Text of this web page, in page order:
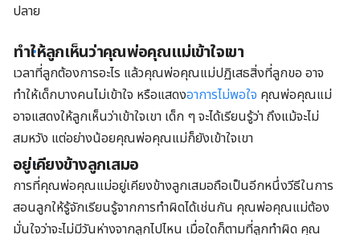
ปลาย
ทำให้ลูกเห็นว่าคุณพ่อคุณแม่เข้าใจเขา
เวลาที่ลูกต้องการอะไร แล้วคุณพ่อคุณแม่ปฏิเสธสิ่งที่ลูกขอ อาจ
ทำให้เด็กบางคนไม่เข้าใจ หรือแสดงอาการไม่พอใจ คุณพ่อคุณแม่
อาจแสดงให้ลูกเห็นว่าเข้าใจเขา เด็ก ๆ จะได้เรียนรู้ว่า ถึงแม้จะไม่
สมหวัง แต่อย่างน้อยคุณพ่อคุณแม่ก็ยังเข้าใจเขา
อยู่เคียงข้างลูกเสมอ
การที่คุณพ่อคุณแม่อยู่เคียงข้างลูกเสมอถือเป็นอีกหนึ่งวีธีในการ
สอนลูกให้รู้จักเรียนรู้จากการทำผิดได้เช่นกัน คุณพ่อคุณแม่ต้อง
มั่นใจว่าจะไม่มีวันห่างจากลูกไปไหน เมื่อใดก็ตามที่ลูกทำผิด คุณ